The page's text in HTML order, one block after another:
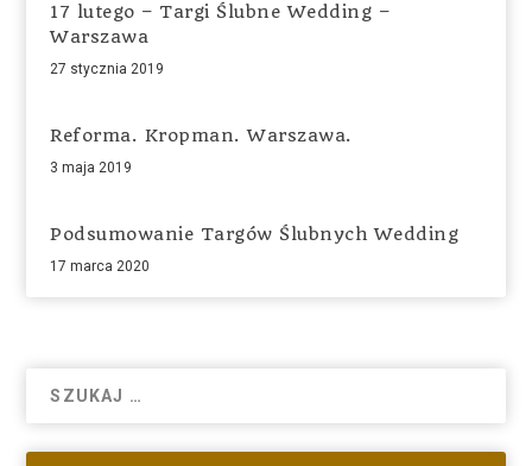
17 lutego – Targi Ślubne Wedding –
Warszawa
27 stycznia 2019
Reforma. Kropman. Warszawa.
3 maja 2019
Podsumowanie Targów Ślubnych Wedding
17 marca 2020